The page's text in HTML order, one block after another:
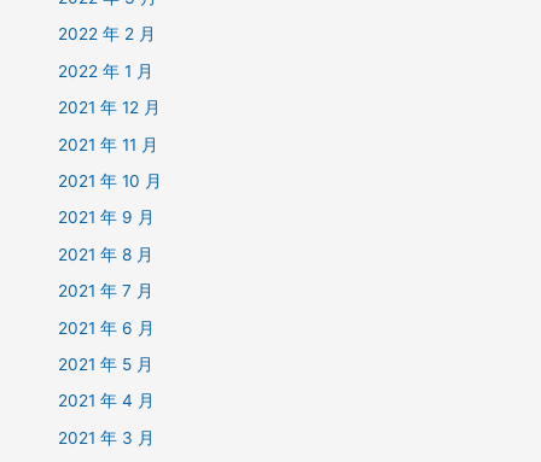
2022 年 2 月
2022 年 1 月
2021 年 12 月
2021 年 11 月
2021 年 10 月
2021 年 9 月
2021 年 8 月
2021 年 7 月
2021 年 6 月
2021 年 5 月
2021 年 4 月
2021 年 3 月